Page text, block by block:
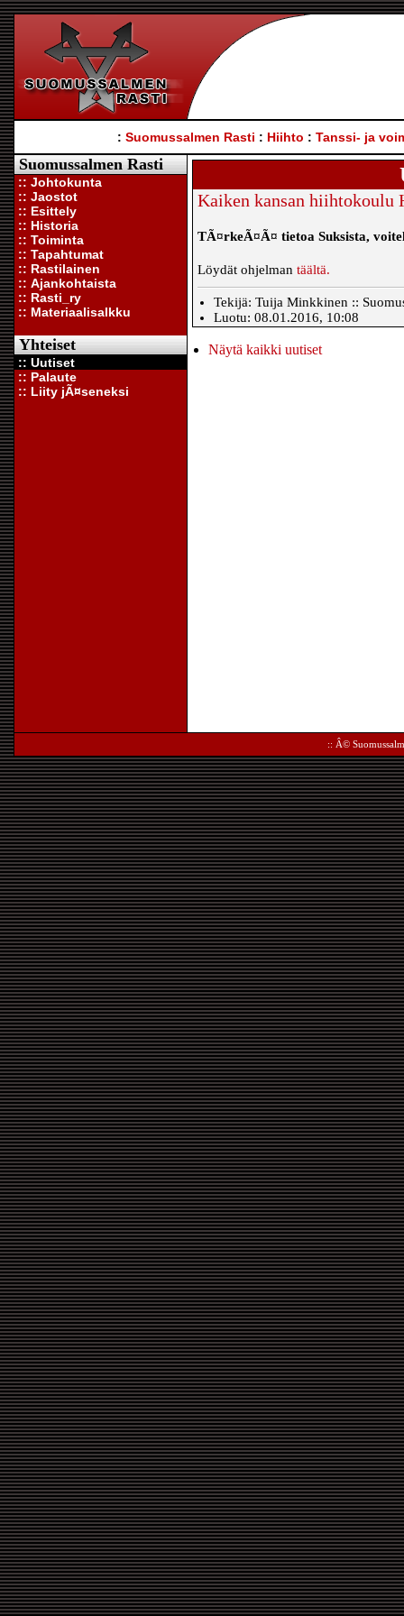
: Suomussalmen Rasti : Hiihto : Tanssi- ja
Suomussalmen Rasti
:: Johtokunta
:: Jaostot
:: Esittely
:: Historia
:: Toiminta
:: Tapahtumat
:: Rastilainen
:: Ajankohtaista
:: Rasti_ry
:: Materiaalisalkku
Yhteiset
:: Uutiset
:: Palaute
:: Liity jÃ¤seneksi
Kaiken kansan hiihtokoulu
TÃ¤rkeÃ¤Ã¤ tietoa Suksista,
Löydät ohjelman täältä.
Tekijä: Tuija Minkkinen ::
Luotu: 08.01.2016, 10:08
Näytä kaikki uutiset
:: Â©